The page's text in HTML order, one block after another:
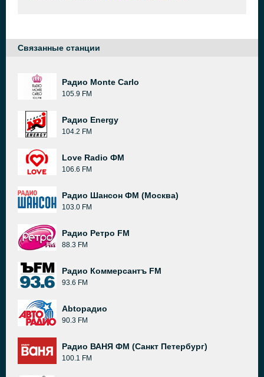
Связанные станции
Радио Monte Carlo
105.9 FM
Радио Energy
104.2 FM
Love Radio ФМ
106.6 FM
Радио Шансон ФМ (Москва)
103.0 FM
Радио Ретро FM
88.3 FM
Радио Коммерсантъ FM
93.6 FM
Abtoрадио
90.3 FM
Радио ВАНЯ ФМ (Санкт Петербург)
100.1 FM